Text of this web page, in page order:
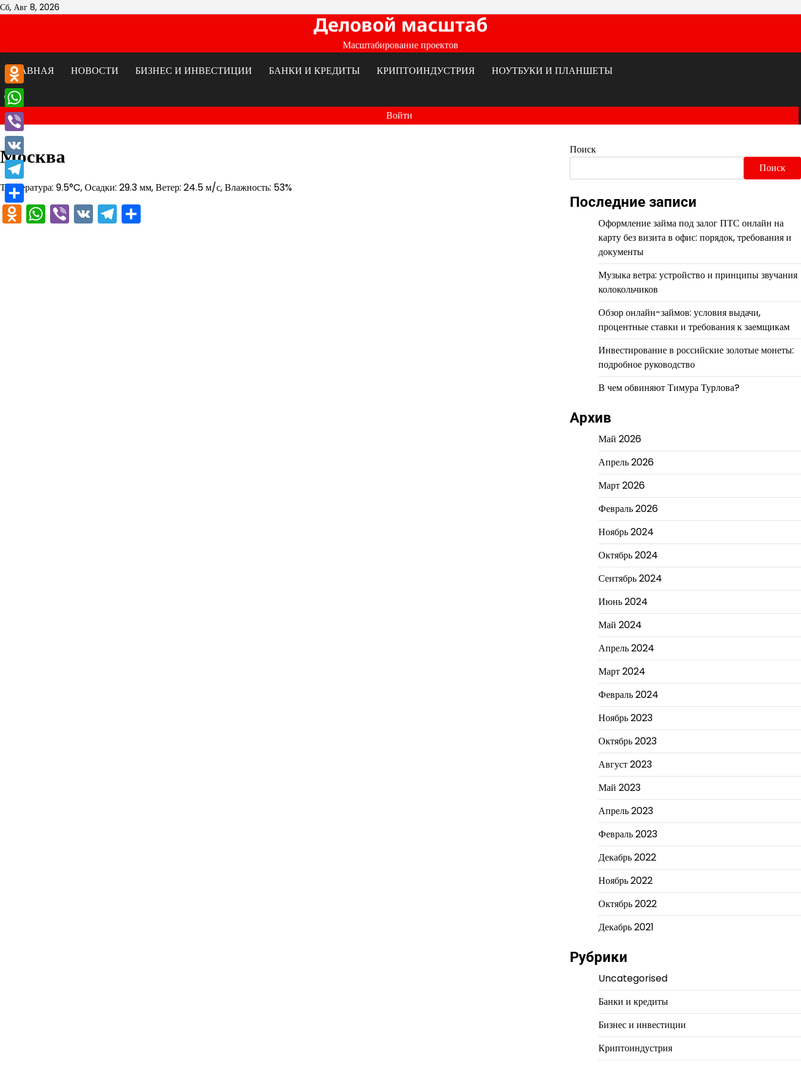
Перейти
Сб, Авг 8, 2026
Деловой масштаб
Масштабирование проектов
ГЛАВНАЯ
НОВОСТИ БИЗНЕС И ИНВЕСТИЦИИ БАНКИ И КРЕДИТЫ КРИПТОИНДУСТРИЯ НОУТБУКИ И ПЛАНШЕТЫ
Войти
Москва
Температура: 9.5°C, Осадки: 29.3 мм, Ветер: 24.5 м/с, Влажность: 53%
Odnoklassniki
WhatsApp
Viber
VKTelegram
Поиск
Поиск
Последние записи
Оформление займа под залог ПТС онлайн на
карту без визита в офис: порядок, требования и
документы
Музыка ветра: устройство и принципы звучания
колокольчиков
Обзор онлайн-займов: условия выдачи,
процентные ставки и требования к заемщикам
Инвестирование в российские золотые монеты:
подробное руководство
В чем обвиняют Тимура Турлова?
Архив
Май 2026
Апрель 2026
Март 2026
Февраль 2026
Ноябрь 2024
Октябрь 2024
Сентябрь 2024
Июнь 2024
Май 2024
Апрель 2024
Март 2024
Февраль 2024
Ноябрь 2023
Октябрь 2023
Август 2023
Май 2023
Апрель 2023
Февраль 2023
Декабрь 2022
Ноябрь 2022
Октябрь 2022
Декабрь 2021
Рубрики
Uncategorised
Банки и кредиты
Бизнес и инвестиции
Криптоиндустрия
Odnoklassniki
WhatsApp
Viber
VK
Telegram
Отправить